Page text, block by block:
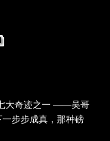
大奇迹之一 ——吴哥
步步成真，那种磅